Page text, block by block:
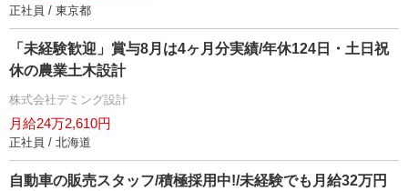
正社員 / 東京都
「未経験歓迎」賞与8月は4ヶ月分実績/年休124日・土日祝
休の農業土木設計
株式会社デミング設計
月給24万2,610円
正社員 / 北海道
自動車の販売スタッフ/積極採用中!/未経験でも月給32万円